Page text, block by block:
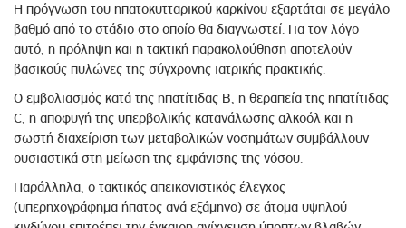
Η πρόγνωση του ηπατοκυτταρικού καρκίνου εξαρτάται σε μεγάλο
βαθμό από το στάδιο στο οποίο θα διαγνωστεί. Για τον λόγο
αυτό, η πρόληψη και η τακτική παρακολούθηση αποτελούν
βασικούς πυλώνες της σύγχρονης ιατρικής πρακτικής.
Ο εμβολιασμός κατά της ηπατίτιδας Β, η θεραπεία της ηπατίτιδας
C, η αποφυγή της υπερβολικής κατανάλωσης αλκοόλ και η
σωστή διαχείριση των μεταβολικών νοσημάτων συμβάλλουν
ουσιαστικά στη μείωση της εμφάνισης της νόσου.
Παράλληλα, ο τακτικός απεικονιστικός έλεγχος
(υπερηχογράφημα ήπατος ανά εξάμηνο) σε άτομα υψηλού